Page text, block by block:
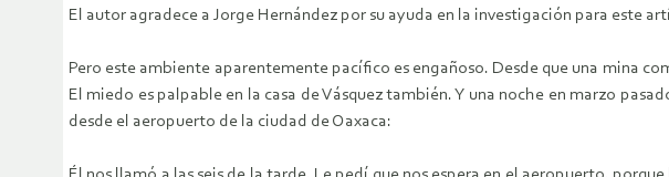
El autor agradece a Jorge Hernández por su ayuda en la investigación para este
Pero este ambiente aparentemente pacífico es engañoso. Desde que una mina
El miedo es palpable en la casa de Vásquez también. Y una noche en marzo
desde el aeropuerto de la ciudad de Oaxaca: